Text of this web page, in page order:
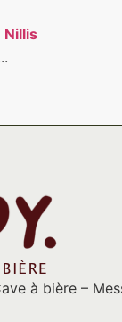
Nillis
à bière –